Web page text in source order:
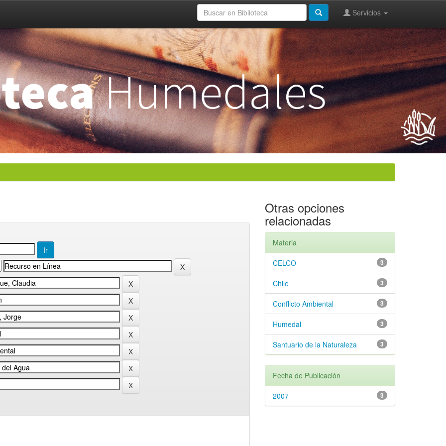
Servicios
Otras opciones
relacionadas
Materia
3
CELCO
3
Chile
3
Conflicto Ambiental
3
Humedal
3
Santuario de la Naturaleza
Fecha de Publicación
3
2007